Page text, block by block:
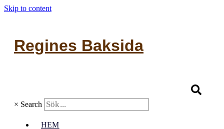
Skip to content
Regines Baksida
× Search
HEM